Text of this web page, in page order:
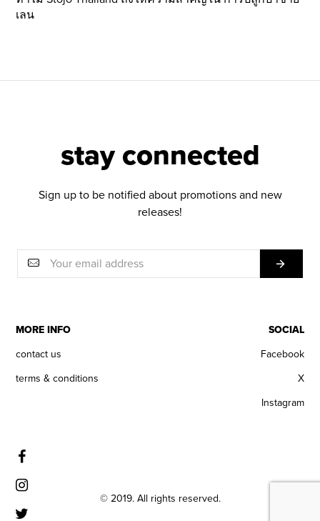
เลน
stay connected
Sign up to be notified about promotions and new
releases!
MORE INFO
contact us
terms & conditions
SOCIAL
Facebook
X
Instagram
© 2019. All rights reserved.